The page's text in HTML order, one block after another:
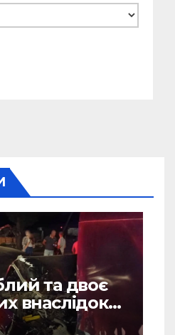
та двоє
внаслідок